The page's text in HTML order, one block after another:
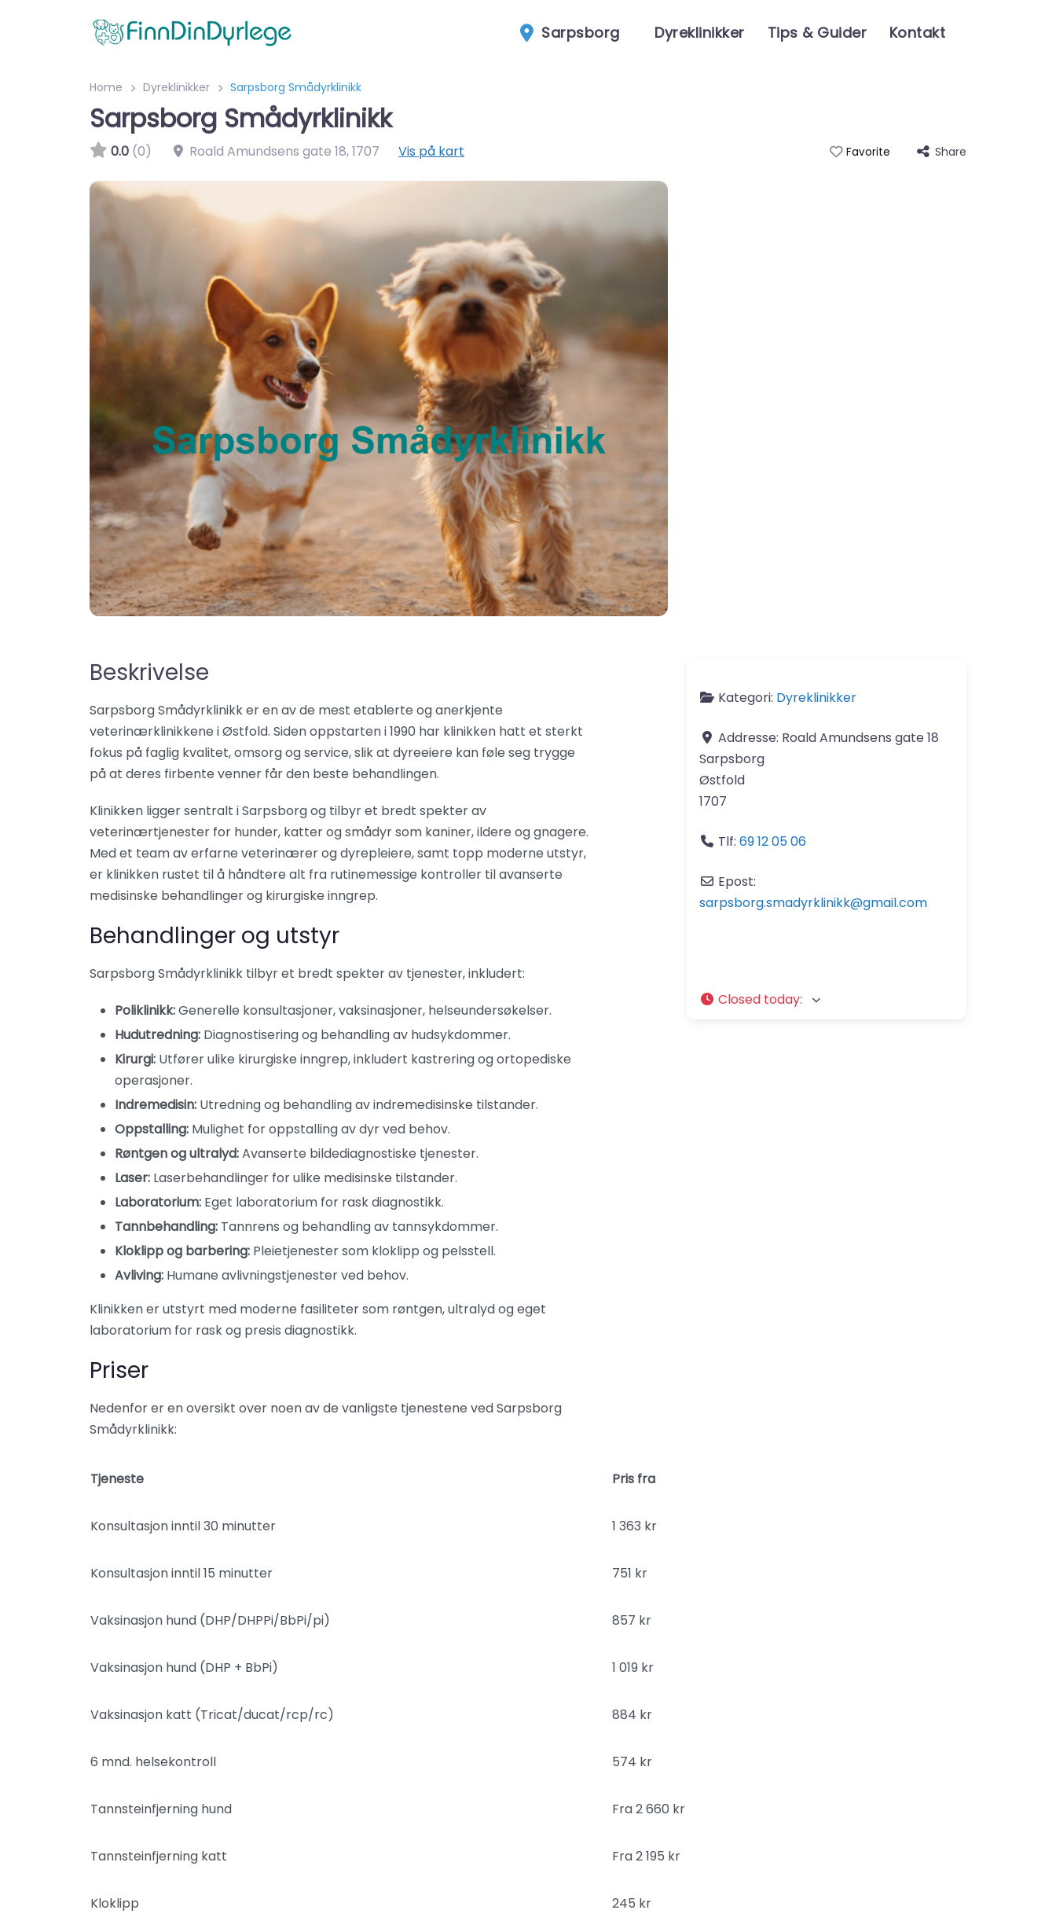
Sarpsborg Dyreklinikker Tips & Guider Kontakt
Home Dyreklinikker Sarpsborg Smådyrklinikk
Sarpsborg Smådyrklinikk
0.0 (0) Roald Amundsens gate 18,1707 Vis på kart Favorite Share
Beskrivelse
Sarpsborg Smådyrklinikk er en av de mest etablerte og anerkjente
veterinærklinikkene i Østfold. Siden oppstarten i 1990 har klinikken hatt et sterkt
fokus på faglig kvalitet, omsorg og service, slik at dyreeiere kan føle seg trygge
på at deres firbente venner får den beste behandlingen.
Klinikken ligger sentralt i Sarpsborg og tilbyr et bredt spekter av
veterinærtjenester for hunder, katter og smådyr som kaniner, ildere og gnagere.
Med et team av erfarne veterinærer og dyrepleiere, samt topp moderne utstyr,
er klinikken rustet til å håndtere alt fra rutinemessige kontroller til avanserte
medisinske behandlinger og kirurgiske inngrep.
Behandlinger og utstyr
Sarpsborg Smådyrklinikk tilbyr et bredt spekter av tjenester, inkludert:
Poliklinikk:Generelle konsultasjoner, vaksinasjoner, helseundersøkelser.
Hudutredning: Diagnostisering og behandling av hudsykdommer.
Kirurgi: Utfører ulike kirurgiske inngrep, inkludert kastrering og ortopediske
operasjoner.
Indremedisin: Utredning og behandling av indremedisinske tilstander.
Oppstalling: Mulighet for oppstalling av dyr ved behov.
Røntgen og ultralyd:Avanserte bildediagnostiske tjenester.
Laser: Laserbehandlinger for ulike medisinske tilstander.
Laboratorium: Eget laboratorium for rask diagnostikk.
Tannbehandling: Tannrens og behandling av tannsykdommer.
Kloklipp og barbering: Pleietjenester som kloklipp og pelsstell.
Avliving: Humane avlivningstjenester ved behov.
Klinikken er utstyrt med moderne fasiliteter som røntgen, ultralyd og eget
laboratorium for rask og presis diagnostikk.
Priser
Nedenfor er en oversikt over noen av de vanligste tjenestene ved Sarpsborg
Smådyrklinikk:
Tjeneste Pris fra
Konsultasjon inntil 30 minutter 1 363 kr
Konsultasjon inntil 15 minutter 751 kr
Vaksinasjon hund (DHP/DHPPi/BbPi/pi) 857 kr
Vaksinasjon hund (DHP + BbPi) 1 019 kr
Vaksinasjon katt (Tricat/ducat/rcp/rc) 884 kr
6 mnd. helsekontroll 574 kr
Tannsteinfjerning hund Fra 2 660 kr
Tannsteinfjerning katt Fra 2 195 kr
Kloklipp 245 kr
Kategori: Dyreklinikker
Addresse: Roald Amundsens gate 18
Sarpsborg
Østfold
1707
Tlf: 69 12 05 06
Epost:
sarpsborg.smadyrklinikk@gmail.com
Closed today: